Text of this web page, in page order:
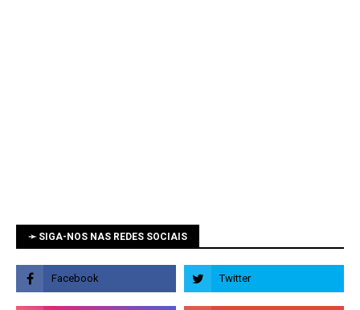
➛ SIGA-NOS NAS REDES SOCIAIS